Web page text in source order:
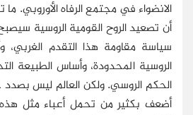
الانضواء في مجتمع الرفاه الأوروبي. ما
أن تصعيد الروح القومية الروسية
سياسة مقاومة هذا التقدم الغربي،
الروسية المحدودة، وأساس الطبيعة
الحكم الروسي. ولكن العالم ليس بصدد
أضعف بكثير من تحمل أعباء مثل هذه